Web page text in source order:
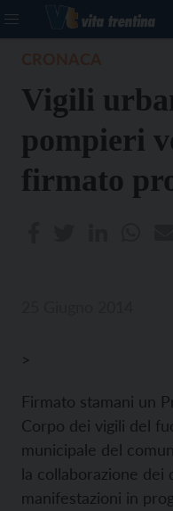
Vigili
pompieri
firmato
>
Firmato stamani un
Corpo dei vigili del
municipale del
la collaborazione
manifestazioni in